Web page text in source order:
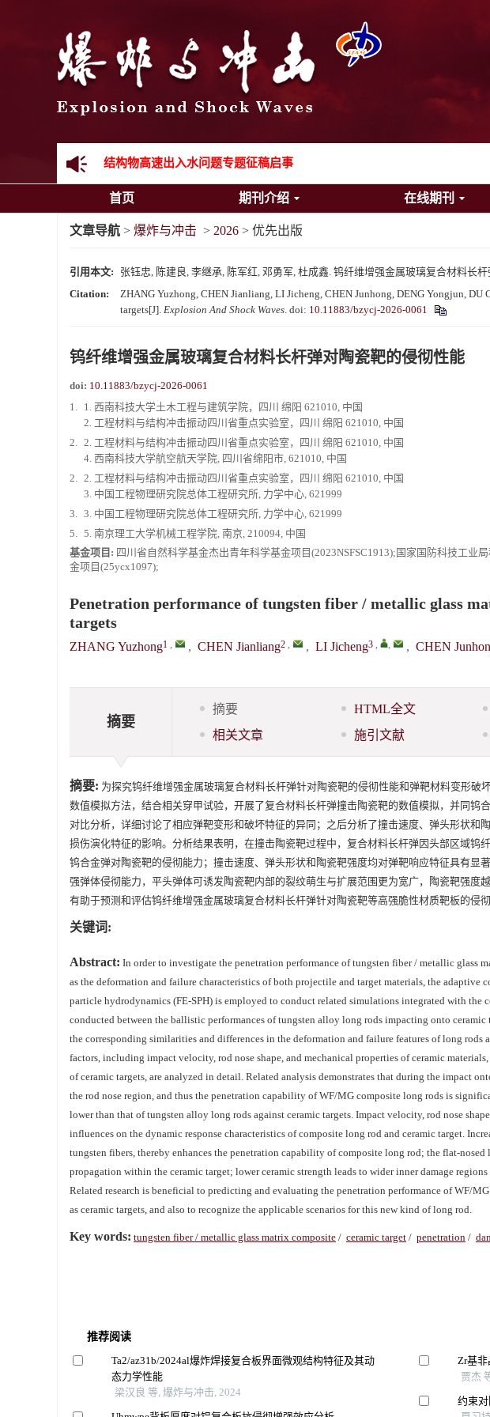
《爆炸与冲击》2025年度优秀名单
先进载运装备机械冲击失效与防护专题征稿启事
结构物高速出入水问题专题征稿启事
《爆炸与冲击》第一届青年编委入选人员名单
首页 期刊介绍 在线期刊
文章导航 > 爆炸与冲击 > 2026 > 优先出版
引用本文: 张钰忠, 陈建良, 李继承, 陈军红, 邓勇军, 杜成鑫. 钨纤维增强金属玻璃复合材料长
Citation:
ZHANG Yuzhong, CHEN Jianliang, LI Jicheng, CHEN Junhong, DENG Yongjun,
targets[J]. Explosion And Shock Waves. doi: 10.11883/bzycj-2026-0061
钨纤维增强金属玻璃复合材料长杆弹对陶瓷靶的侵彻性能
doi: 10.11883/bzycj-2026-0061
1. 1. 西南科技大学土木工程与建筑学院，四川 绵阳 621010, 中国
2. 工程材料与结构冲击振动四川省重点实验室，四川 绵阳 621010, 中国
2. 2. 工程材料与结构冲击振动四川省重点实验室，四川 绵阳 621010, 中国
4. 西南科技大学航空航天学院, 四川省绵阳市, 621010, 中国
2. 2. 工程材料与结构冲击振动四川省重点实验室，四川 绵阳 621010, 中国
3. 中国工程物理研究院总体工程研究所, 力学中心, 621999
3. 3. 中国工程物理研究院总体工程研究所, 力学中心, 621999
5. 5. 南京理工大学机械工程学院, 南京, 210094, 中国
基金项目: 四川省自然科学基金杰出青年科学基金项目(2023NSFSC1913);国家国防科技工业
金项目(25ycx1097);
Penetration performance of tungsten fiber / metallic glass
targets
ZHANG Yuzhong1 , , CHEN Jianliang2 , , LI Jicheng3 , , , CHEN
摘要
摘要 HTML全文
相关文章
施引文献
摘要: 为探究钨纤维增强金属玻璃复合材料长杆弹针对陶瓷靶的侵彻性能和弹靶材料变形破
数值模拟方法，结合相关穿甲试验，开展了复合材料长杆弹撞击陶瓷靶的数值模拟，并同钨
对比分析，详细讨论了相应弹靶变形和破坏特征的异同；之后分析了撞击速度、弹头形状和
损伤演化特征的影响。分析结果表明，在撞击陶瓷靶过程中，复合材料长杆弹因头部区域钨
钨合金弹对陶瓷靶的侵彻能力；撞击速度、弹头形状和陶瓷靶强度均对弹靶响应特征具有显
强弹体侵彻能力，平头弹体可诱发陶瓷靶内部的裂纹萌生与扩展范围更为宽广，陶瓷靶强度
有助于预测和评估钨纤维增强金属玻璃复合材料长杆弹针对陶瓷靶等高强脆性材质靶板的侵
关键词:
Abstract: In order to investigate the penetration performance of tungsten fiber / metallic glass
as the deformation and failure characteristics of both projectile and target materials, the
particle hydrodynamics (FE-SPH) is employed to conduct related simulations integrated with the
conducted between the ballistic performances of tungsten alloy long rods impacting onto
the corresponding similarities and differences in the deformation and failure features of long rods
factors, including impact velocity, rod nose shape, and mechanical properties of ceramic
of ceramic targets, are analyzed in detail. Related analysis demonstrates that during the impact
the rod nose region, and thus the penetration capability of WF/MG composite long rods is
lower than that of tungsten alloy long rods against ceramic targets. Impact velocity, rod nose
influences on the dynamic response characteristics of composite long rod and ceramic target.
tungsten fibers, thereby enhances the penetration capability of composite long rod; the flat-
propagation within the ceramic target; lower ceramic strength leads to wider inner damage
Related research is beneficial to predicting and evaluating the penetration performance of WF/
as ceramic targets, and also to recognize the applicable scenarios for this new kind of long rod.
Key words: tungsten fiber / metallic glass matrix composite / ceramic target / penetration /
推荐阅读
Ta2/az31b/2024al爆炸焊接复合板界面微观结构特征及其动
态力学性能
梁汉良 等, 爆炸与冲击, 2024
Zr基
贾杰
约束